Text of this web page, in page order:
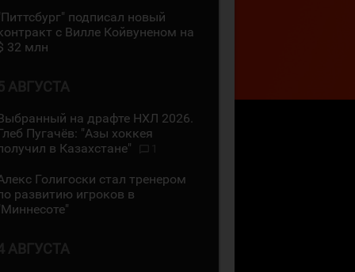
подписал новый
с Вилле Койвуненом на
32 млн
АВГУСТА
на драфте НХЛ 2026.
Пугачёв: "Азы хоккея
в Казахстане"
Голигоски стал тренером
развитию игроков в
АВГУСТА